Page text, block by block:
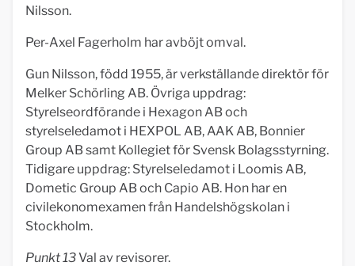
Nilsson.
Per-Axel Fagerholm har avböjt omval.
Gun Nilsson, född 1955, är verkställande direktör för
Melker Schörling AB. Övriga uppdrag:
Styrelseordförande i Hexagon AB och
styrelseledamot i HEXPOL AB, AAK AB, Bonnier
Group AB samt Kollegiet för Svensk Bolagsstyrning.
Tidigare uppdrag: Styrelseledamot i Loomis AB,
Dometic Group AB och Capio AB. Hon har en
civilekonomexamen från Handelshögskolan i
Stockholm.
Punkt 13Val av revisorer.